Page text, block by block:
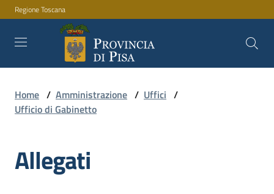
Vai al contenuto
Vai alla navigazione
Vai al footer
Regione Toscana
Amministrazione
Servizi
Home / Amministrazione / Uffici /
Ufficio di Gabinetto
Allegati